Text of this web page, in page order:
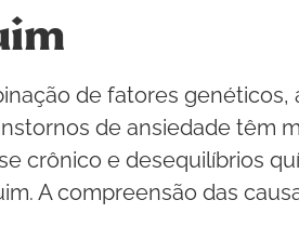
de fatores
de ansiedade têm
crônico e desequilíbrios
A compreensão das